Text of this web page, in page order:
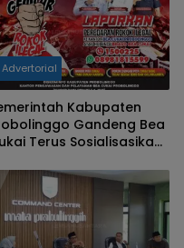
Advertorial
Kabupaten
Gandeng Bea
Terus Sosialisasikan